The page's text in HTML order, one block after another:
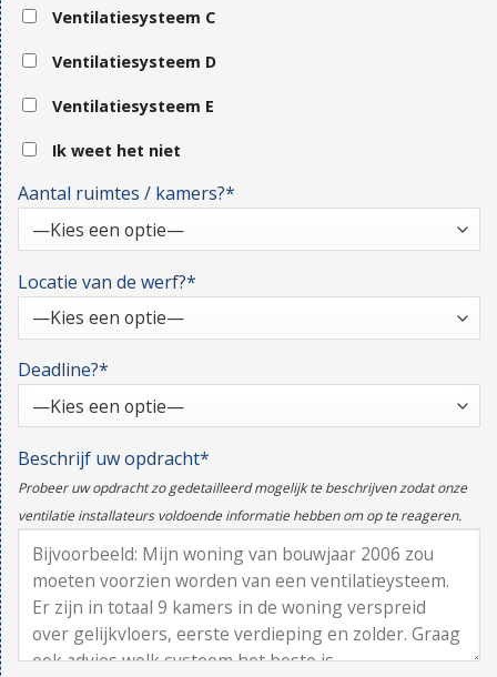
Ventilatiesysteem C
Ventilatiesysteem D
Ventilatiesysteem E
Ik weet het niet
Aantal ruimtes / kamers?*
Locatie van de werf?*
Deadline?*
Beschrijf uw opdracht*
Probeer uw opdracht zo gedetailleerd mogelijk te beschrijven zodat onze
ventilatie installateurs voldoende informatie hebben om op te reageren.